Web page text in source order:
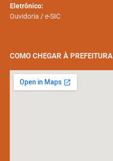
Eletrônico:
Ouvidoria /e-SIC
COMO CHEGAR À PREFEITURA